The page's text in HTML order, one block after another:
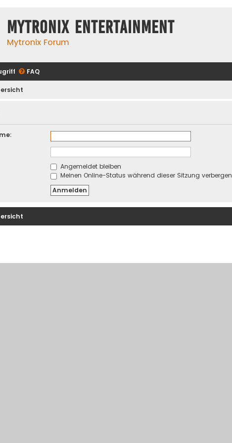
Mytronix Entertainment
Mytronix Forum
FAQ
Angemeldet bleiben
Meinen Online-Status während dieser Sitzung verbergen